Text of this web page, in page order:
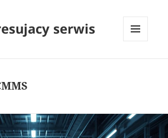
serwis